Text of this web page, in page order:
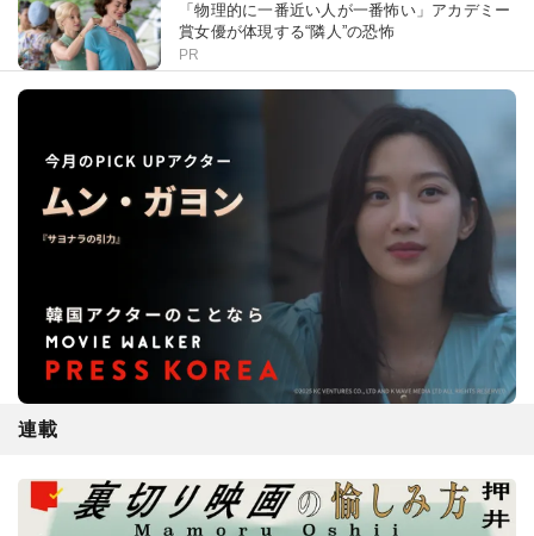
「物理的に一番近い人が一番怖い」アカデミー
賞女優が体現する“隣人”の恐怖
PR
連載